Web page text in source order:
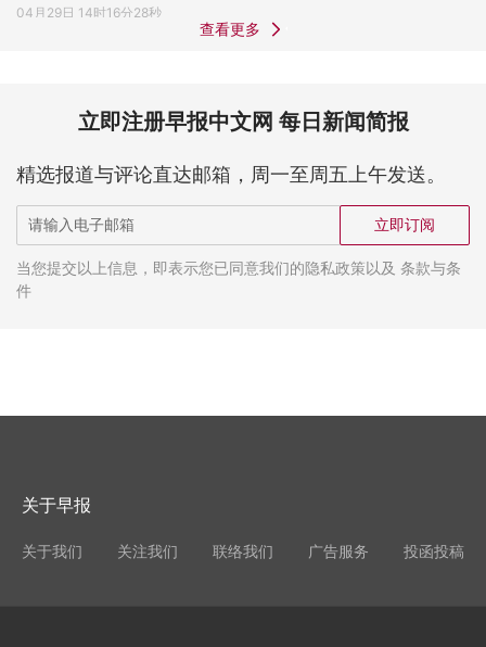
04月29日 14时16分28秒
查看更多
立即注册早报中文网 每日新闻简报
精选报道与评论直达邮箱，周一至周五上午发送。
立即订阅
当您提交以上信息，即表示您已同意我们的隐私政策以及 条款与条
件
关于早报
关于我们 关注我们 联络我们 广告服务 投函投稿